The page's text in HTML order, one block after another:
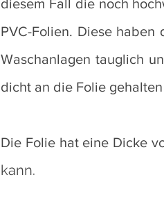
diesem Fall die noch
PVC-Folien. Diese
Waschanlagen tauglich
dicht an die Folie
Die Folie hat eine Dicke
kann.